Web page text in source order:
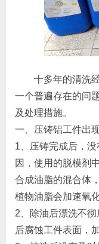
十多年的清洗
一个普遍存在的问
及处理措施。
一、压铸铝工件出
1、压铸完成后，
因，使用的脱模剂
合成油脂的混合体
植物油脂会加速氧
2、除油后漂洗不
后腐蚀工件表面，